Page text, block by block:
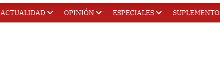
ACTUALIDAD OPINIÓN ESPECIALES